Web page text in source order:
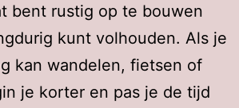
bent rustig op te bouwen
kunt volhouden. Als je
kan wandelen, fietsen of
je korter en pas je de tijd